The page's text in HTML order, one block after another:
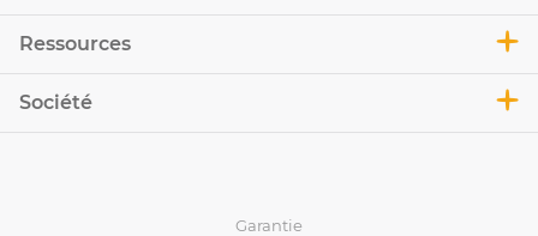
Ressources
Société
Garantie